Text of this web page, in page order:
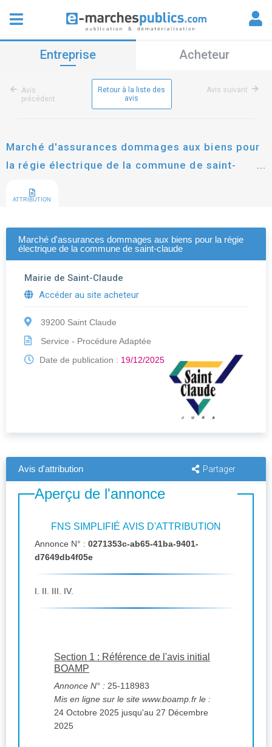
Entreprise Acheteur
Avis
précédent
Retour à la liste des
avis
Avis suivant
Marché d'assurances dommages aux biens pour
la régie électrique de la commune de saint-
ATTRIBUTION
Marché d'assurances dommages aux biens pour la régie
électrique de la commune de saint-claude
Mairie de Saint-Claude
Accéder au site acheteur
39200 Saint Claude
Service - Procédure Adaptée
Date de publication : 19/12/2025
Avis d'attribution Partager
Aperçu de l'annonce
FNS SIMPLIFIÉ AVIS D'ATTRIBUTION
Annonce N° : 0271353c-ab65-41ba-9401-
d7649db4f05e
I. II. III. IV.
Section 1 : Référence de l'avis initial
BOAMP
Annonce N° : 25-118983
Mis en ligne sur le site www.boamp.fr le :
24 Octobre 2025 jusqu'au 27 Décembre
2025